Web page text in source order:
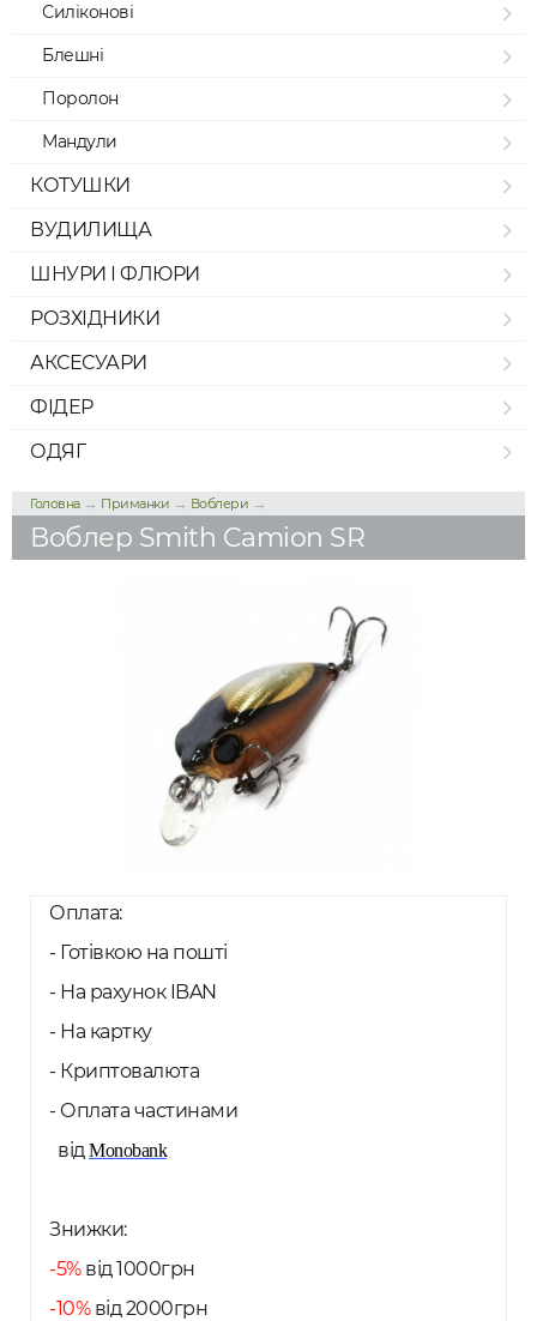
Силіконові
Блешні
Поролон
Мандули
КОТУШКИ
ВУДИЛИЩА
ШНУРИ І ФЛЮРИ
РОЗХІДНИКИ
АКСЕСУАРИ
ФІДЕР
ОДЯГ
Головна→ Приманки → Воблери →
Воблер Smith Camion SR
Оплата:
- Готівкою на пошті
- На рахунок IBAN
- На картку
- Криптовалюта
- Оплата частинами
відMonobank
Знижки:
-5%від 1000грн
-10%від 2000грн